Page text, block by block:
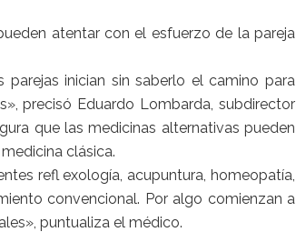
atentar con el esfuerzo de la pareja
inician sin saberlo el camino para
precisó Eduardo Lombarda, subdirector
que las medicinas alternativas pueden
clásica.
refl exología, acupuntura, homeopatía,
convencional. Por algo comienzan a
puntualiza el médico.